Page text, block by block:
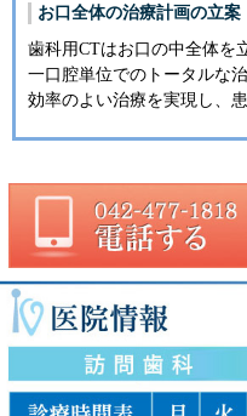
お口全体の治療計画の立案
歯科用CTはお口の中全体を
一口腔単位でのトータルな
効率のよい治療を実現し、